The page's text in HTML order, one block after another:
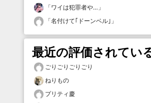
「ワイは犯罪者や… 」
「名付けて｢ドーンベル｣ 」
最近の評価されてい
ごりごりごりごり
ねりもの
プリティ慶